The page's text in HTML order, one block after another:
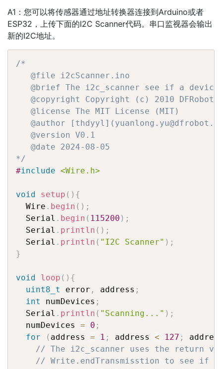
A1：您可以将传感器通过地址转换器连接到Arduino或者
ESP32，上传下面的I2C Scanner代码。串口监视器会输出
新的I2C地址。
/*
   @file i2cScanner.ino
@brief The i2c_scanner see if a
@copyright Copyright (c) 2010 DFRobot
   @license The MIT License (MIT)
@author
   @version V0.1
   @date 2024-08-05
*/
#include <Wire.h>
void setup ( ) {
  Wire
. begin ( ) ;
  Serial
. begin ( 115200 ) ;
  Serial
. println ( ) ;
  Serial
. println ( "I2C Scanner" ) ;
}
void loop ( ) {
uint8_t
error , address ;
int
numDevices ;
  Serial
. println ( "Scanning..." ) ;
  numDevices
= 0 ;
for
( address = 1 ; address < 127 ;
// The i2c_scanner uses the return
// Write.endTransmisstion to see if